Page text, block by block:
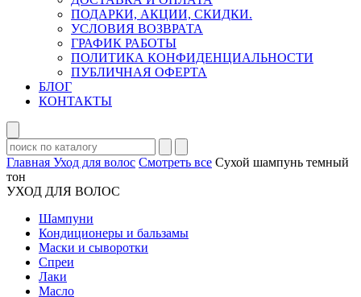
ПОДАРКИ, АКЦИИ, СКИДКИ.
УСЛОВИЯ ВОЗВРАТА
ГРАФИК РАБОТЫ
ПОЛИТИКА КОНФИДЕНЦИАЛЬНОСТИ
ПУБЛИЧНАЯ ОФЕРТА
БЛОГ
КОНТАКТЫ
Главная Уход для волос Смотреть все Сухой шампунь темный
тон
УХОД ДЛЯ ВОЛОС
Шампуни
Кондиционеры и бальзамы
Маски и сыворотки
Спреи
Лаки
Масло